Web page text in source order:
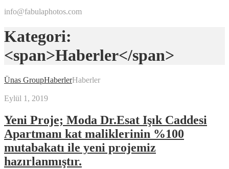
info@fabulaphotos.com
Kategori:
<span>Haberler</span>
Ünas GroupHaberlerHaberler
Eylül 1, 2019
Yeni Proje; Moda Dr.Esat Işık Caddesi
Apartmanı kat maliklerinin %100
mutabakatı ile yeni projemiz
hazırlanmıştır.